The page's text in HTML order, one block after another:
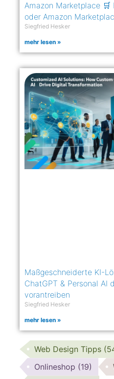
Amazon Marketplace 🛒
oder Amazon
Siegfried Hesker
mehr lesen »
Maßgeschneiderte KI-
ChatGPT & Personal AI
vorantreiben
Siegfried Hesker
mehr lesen »
Web Design Tipps
Onlineshop (19)